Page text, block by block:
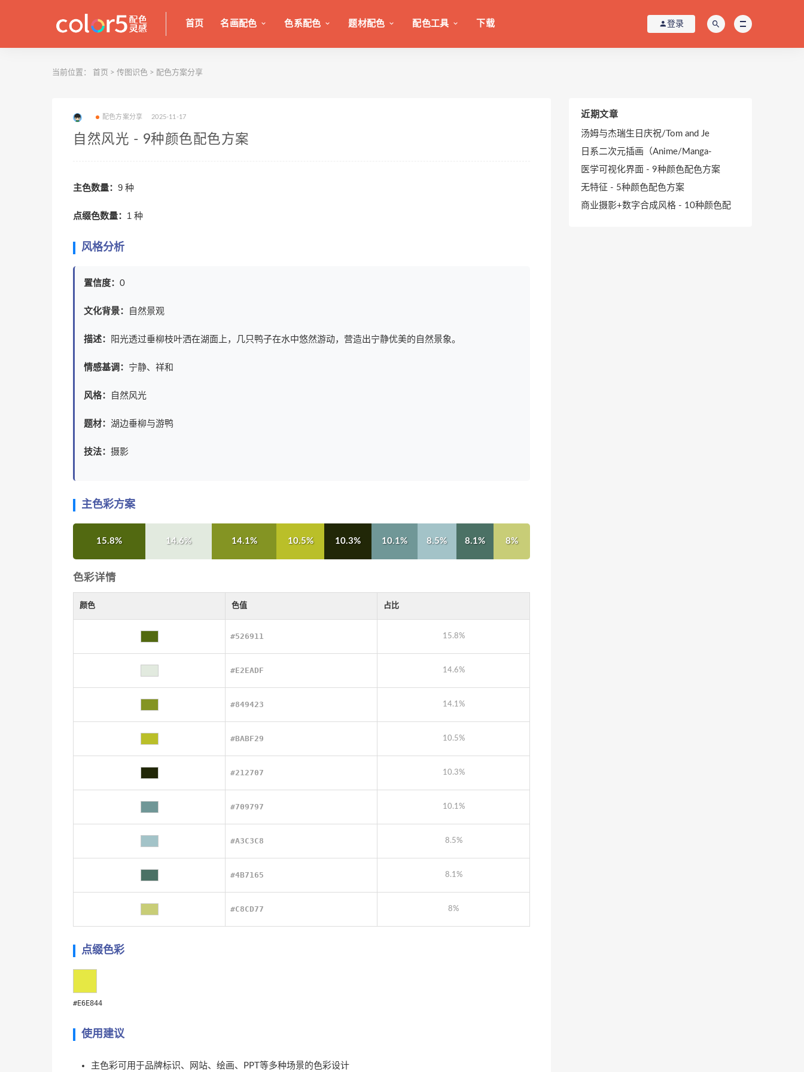
首页 名画配色 色系配色 题材配色 配色工具 下载 登录
当前位置： 首页 > 传图识色 > 配色方案分享
配色方案分享 2025-11-17
自然风光 - 9种颜色配色方案
主色数量： 9 种
点缀色数量： 1 种
风格分析
置信度： 0
文化背景： 自然景观
描述： 阳光透过垂柳枝叶洒在湖面上，几只鸭子在水中悠然游动，营造出宁静优美的自然景象。
情感基调： 宁静、祥和
风格： 自然风光
题材： 湖边垂柳与游鸭
技法： 摄影
主色彩方案
15.8% 14.6% 14.1% 10.5% 10.3% 10.1% 8.5% 8.1% 8%
色彩详情
颜色 色值 占比
#526911 15.8%
#E2EADF 14.6%
#849423 14.1%
#BABF29 10.5%
#212707 10.3%
#709797 10.1%
#A3C3C8 8.5%
#4B7165 8.1%
#C8CD77 8%
点缀色彩
#E6E844
使用建议
主色彩可用于品牌标识、网站、绘画、PPT等多种场景的色彩设计
近期文章
汤姆与杰瑞生日庆祝/Tom and Je
日系二次元插画（Anime/Manga-
医学可视化界面 - 9种颜色配色方案
无特征 - 5种颜色配色方案
商业摄影+数字合成风格 - 10种颜色配